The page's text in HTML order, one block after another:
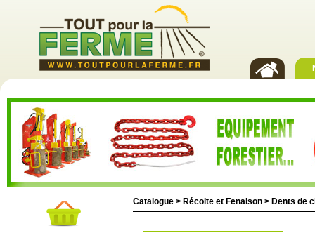
Catalogue > Récolte et Fenaison > Dents de